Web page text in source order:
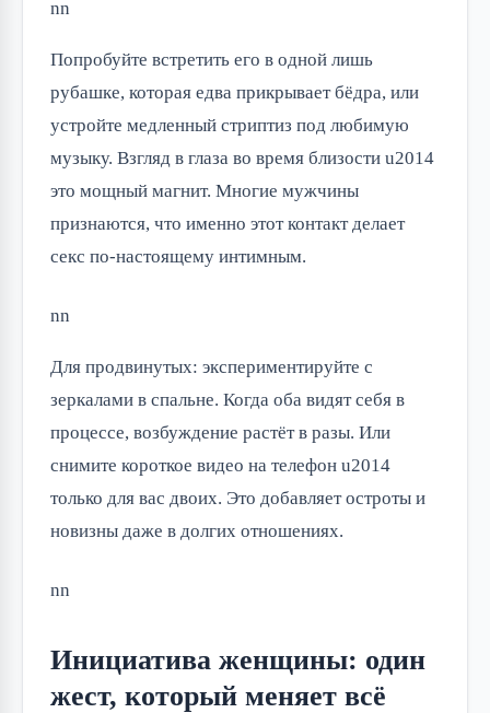
nn
Попробуйте встретить его в одной лишь
рубашке, которая едва прикрывает бёдра, или
устройте медленный стриптиз под любимую
музыку. Взгляд в глаза во время близости u2014
это мощный магнит. Многие мужчины
признаются, что именно этот контакт делает
секс по-настоящему интимным.
nn
Для продвинутых: экспериментируйте с
зеркалами в спальне. Когда оба видят себя в
процессе, возбуждение растёт в разы. Или
снимите короткое видео на телефон u2014
только для вас двоих. Это добавляет остроты и
новизны даже в долгих отношениях.
nn
Инициатива женщины: один
жест, который меняет всё